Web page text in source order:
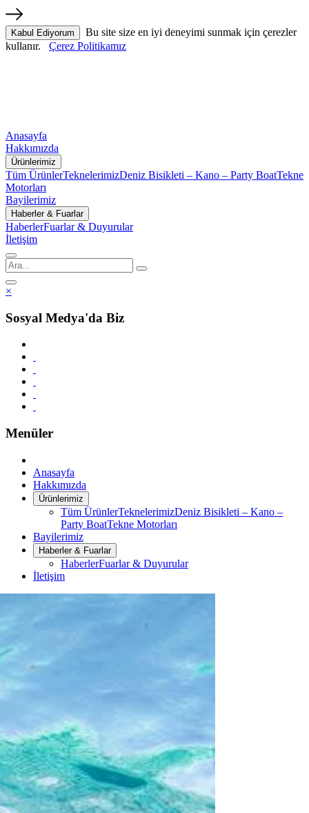
Kabul Ediyorum
Bu site size en iyi deneyimi sunmak için çerezler
kullanır. Çerez Politikamız
Anasayfa
Hakkımızda
Ürünlerimiz
Tüm ÜrünlerTeknelerimizDeniz Bisikleti – Kano – Party BoatTekne
Motorları
Bayilerimiz
Haberler & Fuarlar
HaberlerFuarlar & Duyurular
İletişim
×
Sosyal Medya'da Biz
Menüler
Anasayfa
Hakkımızda
Ürünlerimiz
Tüm ÜrünlerTeknelerimizDeniz Bisikleti – Kano –
Party BoatTekne Motorları
Bayilerimiz
Haberler & Fuarlar
HaberlerFuarlar & Duyurular
İletişim